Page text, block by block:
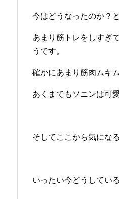
今はどうなったのか？
あまり筋トレをしすぎ
うです。
確かにあまり筋肉ムキ
あくまでもソニンは可
そしてここから気にな
いったい今どうしてい